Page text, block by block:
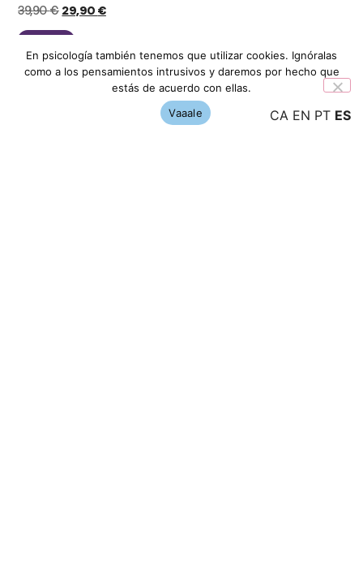
39,90€ 29,90 €
Leer más
CA EN PT ES
En psicología también tenemos que utilizar cookies. Ignóralas
como a los pensamientos intrusivos y daremos por hecho que
estás de acuerdo con ellas.
Vaaale